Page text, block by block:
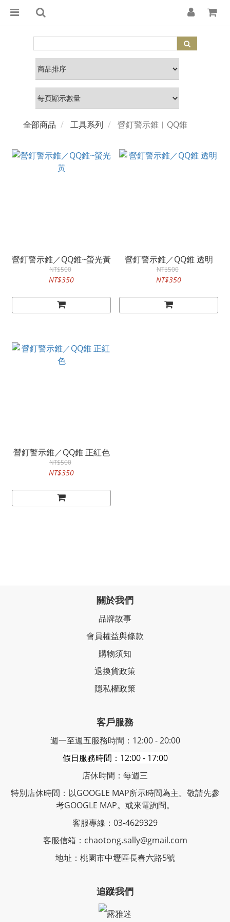
全部商品 工具系列 營釘警示錐︱QQ錐
營釘警示錐／QQ錐~螢光黃
NT$500
NT$350
營釘警示錐／QQ錐 透明
NT$500
NT$350
營釘警示錐／QQ錐 正紅色
NT$500
NT$350
關於我們
品牌故事
會員權益與條款
購物須知
退換貨政策
隱私權政策
客戶服務
週一至週五服務時間：12:00 - 20:00
假日服務時間：12:00 - 17:00
店休時間：每週三
特別店休時間：以GOOGLE MAP所示時間為主。敬請先參
考GOOGLE MAP。或來電詢問。
客服專線：03-4629329
客服信箱：chaotong.sally@gmail.com
地址：桃園市中壢區長春六路5號
追蹤我們
露雅迷